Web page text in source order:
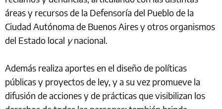
áreas y recursos de la Defensoría del Pueblo de la
Ciudad Autónoma de Buenos Aires y otros organismos
del Estado local ynacional.
Además realiza aportes en el diseño de políticas
públicas y proyectos de ley, y a su vez promueve la
difusión de acciones y de prácticas que visibilizan los